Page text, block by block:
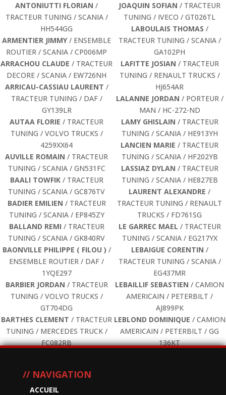
ANTONIUTTI FLORIAN /
TRACTEUR TUNING / SCANIA /
HH544GG
ARMENTIER JIMMY/ ENSEMBLE
ROUTIER / SCANIA / CP006MP
ARRACHOU CLAUDE / TRACTEUR
DECORE / SCANIA / EW726NH
ARRICAU-CASSIAU LAURENT /
TRACTEUR TUNING / DAF /
GY139LR
AUTAA FLORIE / TRACTEUR
TUNING / VOLVO TRUCKS /
4259XX64
AUVILLE ROMAIN / TRACTEUR
TUNING / SCANIA / GN531FC
BAALI TOWFIK/ TRACTEUR
TUNING / SCANIA / GC876TV
BADIER EMILIEN / TRACTEUR
TUNING / SCANIA / EP845ZY
BALLAND REMI / TRACTEUR
TUNING / SCANIA / GK840RV
BAONVILLE PHILIPPE ( FILOU ) /
ENSEMBLE ROUTIER / DAF /
1YQE297
BARBIER JORDAN / TRACTEUR
TUNING / VOLVO TRUCKS /
GT704DG
BARTHES CLEMENT / TRACTEUR
TUNING / MERCEDES TRUCK /
FC082RB
BAUDOUIN DYLAN/ ENSEMBLE
ROUTIER / VOLVO TRUCKS /
JOAQUIN SOFIAN / TRACTEUR
TUNING / IVECO / GT026TL
LABOULAIS THOMAS /
TRACTEUR TUNING / SCANIA /
GA102PH
LAFITTE JOSIAN / TRACTEUR
TUNING / RENAULT TRUCKS /
HJ654AR
LALANNE JORDAN / PORTEUR /
MAN / HC-272-ND
LAMY GHISLAIN / TRACTEUR
TUNING / SCANIA / HE913YH
LANCIEN MARIE / TRACTEUR
TUNING / SCANIA / HF202YB
LASSIAZ DYLAN / TRACTEUR
TUNING / SCANIA / HE827EB
LAURENT ALEXANDRE /
TRACTEUR TUNING / RENAULT
TRUCKS / FD761SG
LE GARREC MAEL / TRACTEUR
TUNING / SCANIA / EG217YX
LEBAIGUE CORENTIN /
TRACTEUR TUNING / SCANIA /
EG437MR
LEBAILLIF SEBASTIEN / CAMION
AMERICAIN / PETERBILT /
AJ899PK
LEBLOND DOMINIQUE / CAMION
AMERICAIN / PETERBILT / GG
136KT
// NAVIGATION
ACCUEIL